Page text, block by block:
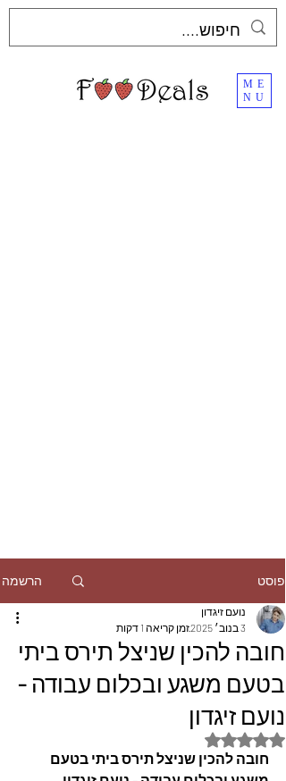
ME
NU
פוסט הרשמה
חובה להכין שניצל תירס ביתי
בטעם משגע ובכלום עבודה -
נועם זיגדון
נועם זיגדון
3 בנוב׳ 2025
זמן קריאה 1 דקות
דירוג של NaN מתוך 5 כוכבים
חובה להכין שניצל תירס ביתי בטעם